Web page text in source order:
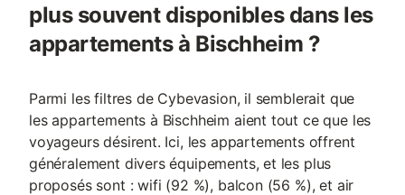
plus souvent disponibles dans les
appartements à Bischheim ?
Parmi les filtres de Cybevasion, il semblerait que
les appartements à Bischheim aient tout ce que les
voyageurs désirent. Ici, les appartements offrent
généralement divers équipements, et les plus
proposés sont : wifi (92 %), balcon (56 %), et air